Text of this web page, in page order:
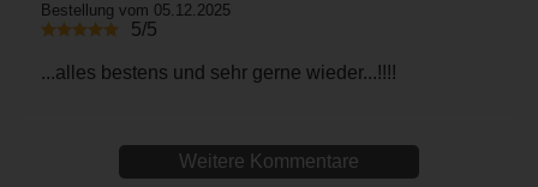
Bestellung vom 05.12.2025
5/5
...alles bestens und sehr gerne wieder...!!!!
Weitere Kommentare